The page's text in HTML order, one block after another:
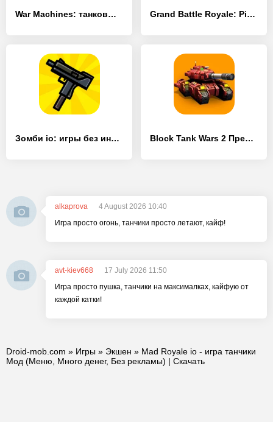
War Machines: танковые бои Grand Battle Royale: Pixel FPS
Зомби io: игры без интернета Block Tank Wars 2 Премиум
alkaprova
4 August 2026 10:40
Игра просто огонь, танчики просто летают, кайф!
avt-kiev668
17 July 2026 11:50
Игра просто пушка, танчики на максималках, кайфую от
каждой катки!
Droid-mob.com » Игры » Экшен » Mad Royale io - игра танчики
Мод (Меню, Много денег, Без рекламы) | Скачать